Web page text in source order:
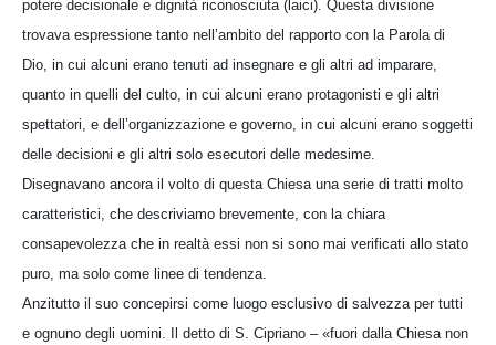
potere decisionale e dignità riconosciuta (laici). Questa divisione
trovava espressione tanto nell’ambito del rapporto con la Parola di
Dio, in cui alcuni erano tenuti ad insegnare e gli altri ad imparare,
quanto in quelli del culto, in cui alcuni erano protagonisti e gli altri
spettatori, e dell’organizzazione e governo, in cui alcuni erano soggetti
delle decisioni e gli altri solo esecutori delle medesime.
Disegnavano ancora il volto di questa Chiesa una serie di tratti molto
caratteristici, che descriviamo brevemente, con la chiara
consapevolezza che in realtà essi non si sono mai verificati allo stato
puro, ma solo come linee di tendenza.
Anzitutto il suo concepirsi come luogo esclusivo di salvezza per tutti
e ognuno degli uomini. Il detto di S. Cipriano – «fuori dalla Chiesa non